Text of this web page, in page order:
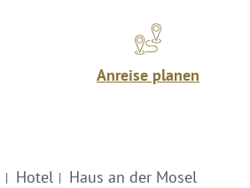
Anreise planen
Hotel Haus an der Mosel